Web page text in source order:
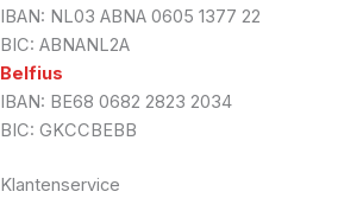
IBAN: NL03 ABNA 0605 1377 22
BIC: ABNANL2A
Belfius
IBAN: BE68 0682 2823 2034
BIC: GKCCBEBB
Klantenservice